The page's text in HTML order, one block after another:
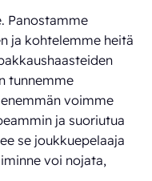
Panostamme
ja kohtelemme heitä
tunnemme
voimme
ja suoriutua
se joukkuepelaaja
voi nojata,